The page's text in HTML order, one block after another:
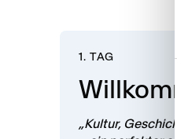
1. TAG
„Kultur,